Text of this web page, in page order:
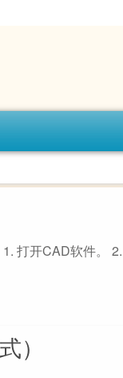
打开CAD软件。
）